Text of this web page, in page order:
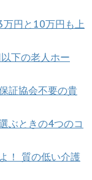
円と10万円も上
下の老人ホー
証協会不要の貴
ぶときの4つのコ
！ 質の低い介護